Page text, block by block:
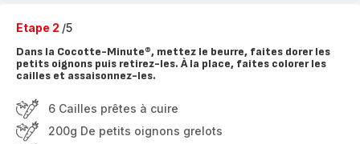
Etape 2 /5
Dans la Cocotte-Minute®, mettez le beurre, faites dorer les
petits oignons puis retirez-les. À la place, faites colorer les
cailles et assaisonnez-les.
6 Cailles prêtes à cuire
200g De petits oignons grelots